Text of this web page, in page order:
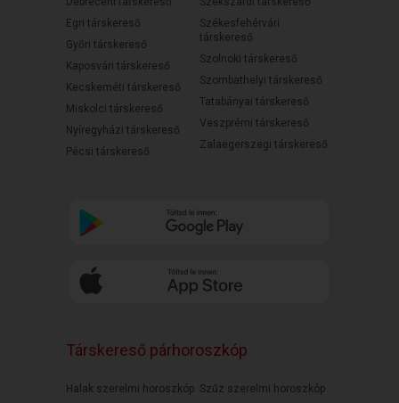
Egri társkereső
Győri társkereső
Kaposvári társkereső
Kecskeméti társkereső
Miskolci társkereső
Nyíregyházi társkereső
Pécsi társkereső
Székesfehérvári
társkereső
Szolnoki társkereső
Szombathelyi társkereső
Tatabányai társkereső
Veszprémi társkereső
Zalaegerszegi társkereső
Társkereső párhoroszkóp
Halak szerelmi horoszkóp Szűz szerelmi horoszkóp